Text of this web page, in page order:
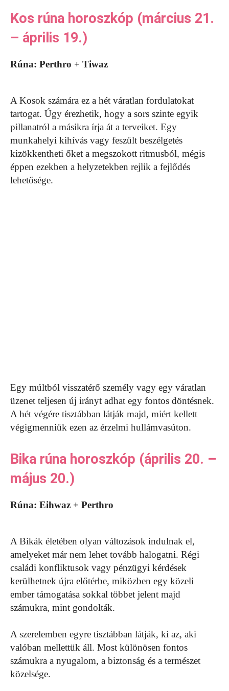
Kos rúna horoszkóp (március 21.
– április 19.)
Rúna: Perthro + Tiwaz
A Kosok számára ez a hét váratlan fordulatokat
tartogat. Úgy érezhetik, hogy a sors szinte egyik
pillanatról a másikra írja át a terveiket. Egy
munkahelyi kihívás vagy feszült beszélgetés
kizökkentheti őket a megszokott ritmusból, mégis
éppen ezekben a helyzetekben rejlik a fejlődés
lehetősége.
Egy múltból visszatérő személy vagy egy váratlan
üzenet teljesen új irányt adhat egy fontos döntésnek.
A hét végére tisztábban látják majd, miért kellett
végigmenniük ezen az érzelmi hullámvasúton.
Bika rúna horoszkóp (április 20. –
május 20.)
Rúna: Eihwaz + Perthro
A Bikák életében olyan változások indulnak el,
amelyeket már nem lehet tovább halogatni. Régi
családi konfliktusok vagy pénzügyi kérdések
kerülhetnek újra előtérbe, miközben egy közeli
ember támogatása sokkal többet jelent majd
számukra, mint gondolták.
A szerelemben egyre tisztábban látják, ki az, aki
valóban mellettük áll. Most különösen fontos
számukra a nyugalom, a biztonság és a természet
közelsége.